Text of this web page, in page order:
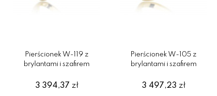
Pierścionek W-119 z
brylantami i szafirem
3 394,37 zł
Pierścionek W-105 z
brylantami i szafirem
3 497,23 zł